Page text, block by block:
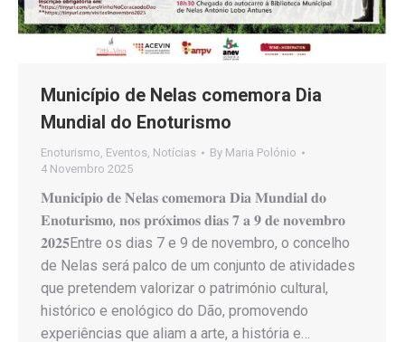
Município de Nelas comemora Dia
Mundial do Enoturismo
Enoturismo Eventos Notícias By Maria Polónio
4 Novembro 2025
𝐌𝐮𝐧𝐢𝐜𝐢́𝐩𝐢𝐨 𝐝𝐞 𝐍𝐞𝐥𝐚𝐬 𝐜𝐨𝐦𝐞𝐦𝐨𝐫𝐚 𝐃𝐢𝐚 𝐌𝐮𝐧𝐝𝐢𝐚𝐥 𝐝𝐨
𝐄𝐧𝐨𝐭𝐮𝐫𝐢𝐬𝐦𝐨, 𝐧𝐨𝐬 𝐩𝐫𝐨́𝐱𝐢𝐦𝐨𝐬 𝐝𝐢𝐚𝐬 𝟕 𝐚 𝟗 𝐝𝐞 𝐧𝐨𝐯𝐞𝐦𝐛𝐫𝐨
𝟐𝟎𝟐𝟓Entre os dias 7 e 9 de novembro, o concelho
de Nelas será palco de um conjunto de atividades
que pretendem valorizar o património cultural,
histórico e enológico do Dão, promovendo
experiências que aliam a arte, a história e…